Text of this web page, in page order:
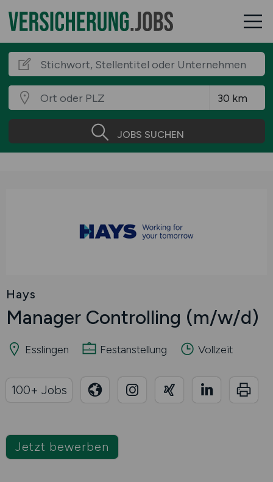
JOBS SUCHEN
Hays
Manager Controlling (m/w/d)
Esslingen Festanstellung Vollzeit
Jetzt bewerben
100+ Jobs